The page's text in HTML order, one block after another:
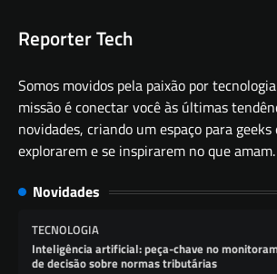
Reporter Tech
Somos movidos pela paixão por
missão é conectar você às últimas
novidades, criando um espaço para geeks
explorarem e se inspirarem no que amam.
Novidades
TECNOLOGIA
Inteligência artificial: peça-chave no
de decisão sobre normas tributárias